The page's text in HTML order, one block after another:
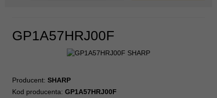
GP1A57HRJ00F
Producent: SHARP
Kod producenta: GP1A57HRJ00F